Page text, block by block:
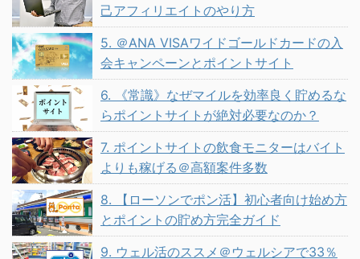
己アフィリエイトのやり方
5. ＠ANA VISAワイドゴールドカードの入
会キャンペーンとポイントサイト
6. 《常識》なぜマイルを効率良く貯めるな
らポイントサイトが絶対必要なのか？
7. ポイントサイトの飲食モニターはバイト
よりも稼げる＠高額案件多数
8. 【ローソンでポン活】初心者向け始め方
とポイントの貯め方完全ガイド
9. ウェル活のススメ＠ウェルシアで33％